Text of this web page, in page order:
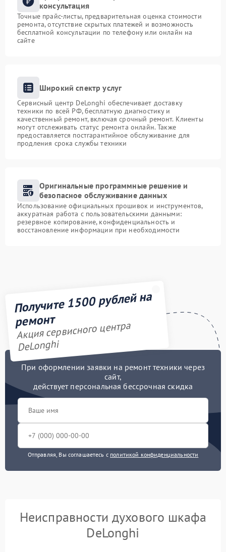
консультация
Точные прайс-листы, предварительная оценка стоимости
ремонта, отсутствие скрытых платежей и возможность
бесплатной консультации по телефону или онлайн на
сайте
Широкий спектр услуг
Сервисный центр DeLonghi обеспечивает доставку
техники по всей РФ, бесплатную диагностику и
качественный ремонт, включая срочный ремонт. Клиенты
могут отслеживать статус ремонта онлайн. Также
предоставляется постгарантийное обслуживание для
продления срока службы техники
Оригинальные программные решение и
безопасное обслуживание данных
Использование официальных прошивок и инструментов,
аккуратная работа с пользовательскими данными:
резервное копирование, конфиденциальность и
восстановление информации при необходимости
Получите 1500 рублей на
ремонт
Акция сервисного центра
DeLonghi
При оформлении заявки на ремонт техники через
сайт,
действует персональная бессрочная скидка
Отправляя, Вы соглашаетесь с политикой конфиденциальности
Неисправности духового шкафа
DeLonghi